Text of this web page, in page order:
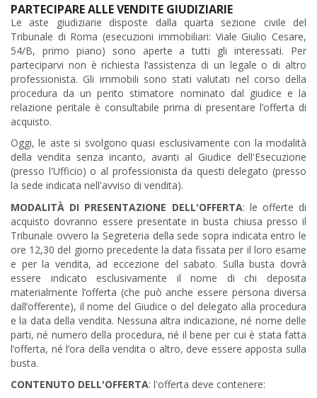
PARTECIPARE ALLE VENDITE GIUDIZIARIE
Le aste giudiziarie disposte dalla quarta sezione civile del
Tribunale di Roma (esecuzioni immobiliari: Viale Giulio Cesare,
54/B, primo piano) sono aperte a tutti gli interessati. Per
parteciparvi non è richiesta l’assistenza di un legale o di altro
professionista. Gli immobili sono stati valutati nel corso della
procedura da un perito stimatore nominato dal giudice e la
relazione peritale è consultabile prima di presentare l’offerta di
acquisto.
Oggi, le aste si svolgono quasi esclusivamente con la modalità
della vendita senza incanto, avanti al Giudice dell'Esecuzione
(presso l'Ufficio) o al professionista da questi delegato (presso
la sede indicata nell'avviso di vendita).
MODALITÀ DI PRESENTAZIONE DELL'OFFERTA: le offerte di
acquisto dovranno essere presentate in busta chiusa presso il
Tribunale ovvero la Segreteria della sede sopra indicata entro le
ore 12,30 del giorno precedente la data fissata per il loro esame
e per la vendita, ad eccezione del sabato. Sulla busta dovrà
essere indicato esclusivamente il nome di chi deposita
materialmente l’offerta (che può anche essere persona diversa
dall’offerente), il nome del Giudice o del delegato alla procedura
e la data della vendita. Nessuna altra indicazione, né nome delle
parti, né numero della procedura, né il bene per cui è stata fatta
l’offerta, né l’ora della vendita o altro, deve essere apposta sulla
busta.
CONTENUTO DELL'OFFERTA: l'offerta deve contenere: